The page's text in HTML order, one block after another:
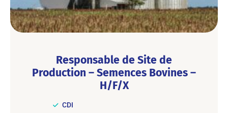
Responsable de Site de
Production – Semences Bovines –
H/F/X
CDI